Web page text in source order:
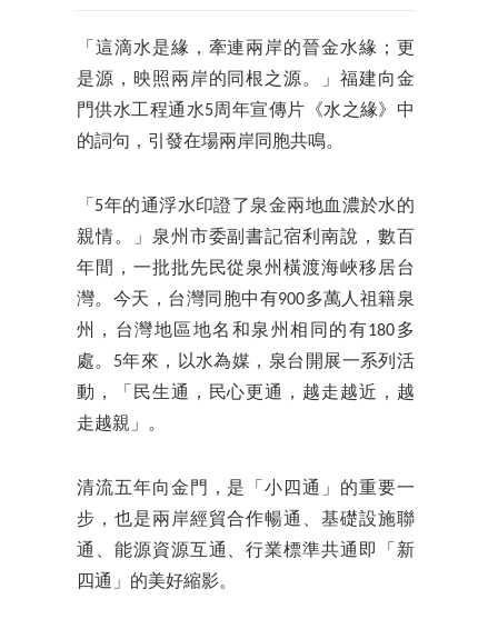
「這滴水是緣，牽連兩岸的晉金水緣；更
是源，映照兩岸的同根之源。」福建向金
門供水工程通水5周年宣傳片《水之緣》中
的詞句，引發在場兩岸同胞共鳴。
「5年的通浮水印證了泉金兩地血濃於水的
親情。」泉州市委副書記宿利南說，數百
年間，一批批先民從泉州橫渡海峽移居台
灣。今天，台灣同胞中有900多萬人祖籍泉
州，台灣地區地名和泉州相同的有180多
處。5年來，以水為媒，泉台開展一系列活
動，「民生通，民心更通，越走越近，越
走越親」。
清流五年向金門，是「小四通」的重要一
步，也是兩岸經貿合作暢通、基礎設施聯
通、能源資源互通、行業標準共通即「新
四通」的美好縮影。